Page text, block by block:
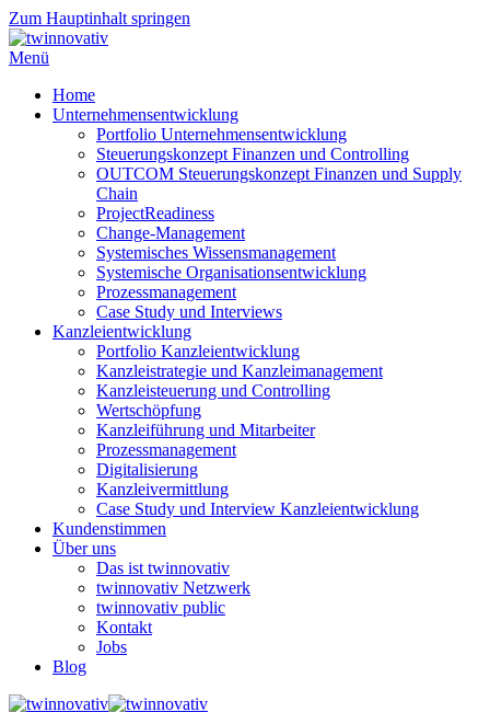
Zum Hauptinhalt springen
Menü
Home
Unternehmensentwicklung
Portfolio Unternehmensentwicklung
Steuerungskonzept Finanzen und Controlling
OUTCOM Steuerungskonzept Finanzen und Supply
Chain
ProjectReadiness
Change-Management
Systemisches Wissensmanagement
Systemische Organisationsentwicklung
Prozessmanagement
Case Study und Interviews
Kanzleientwicklung
Portfolio Kanzleientwicklung
Kanzleistrategie und Kanzleimanagement
Kanzleisteuerung und Controlling
Wertschöpfung
Kanzleiführung und Mitarbeiter
Prozessmanagement
Digitalisierung
Kanzleivermittlung
Case Study und Interview Kanzleientwicklung
Kundenstimmen
Über uns
Das ist twinnovativ
twinnovativ Netzwerk
twinnovativ public
Kontakt
Jobs
Blog